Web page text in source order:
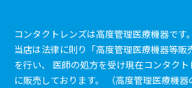
コンタクトレンズは高度管理医療機器です。
当店は法律に則り「高度管理医療機器等販
を行い、 医師の処方を受け現在コンタク
に販売しております。 （高度管理医療機